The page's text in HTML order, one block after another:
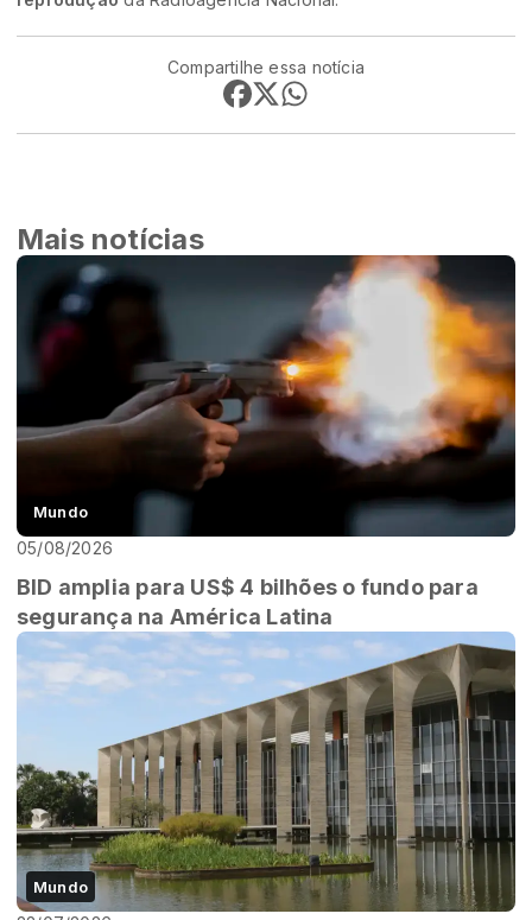
Compartilhe essa notícia
Mais notícias
Mundo
05/08/2026
BID amplia para US$ 4 bilhões o fundo para
segurança na América Latina
Mundo